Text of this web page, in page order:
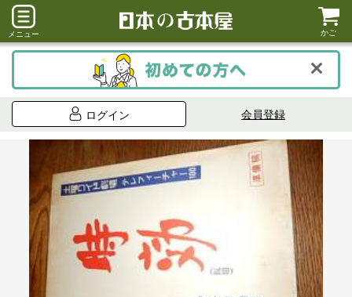
メニュー かご
ログイン 会員登録